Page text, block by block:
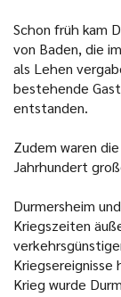
Schon früh kam
von Baden, die
als Lehen
bestehende
entstanden.
Zudem waren
Jahrhundert
Durmersheim
Kriegszeiten
Kriegsereignisse
Krieg wurde